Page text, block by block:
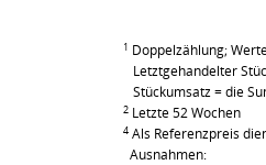
1 Doppelzählung;
Letztgehandelter
Stückumsatz = die
2 Letzte 52 Wochen
4 Als Referenzpreis
Ausnahmen: